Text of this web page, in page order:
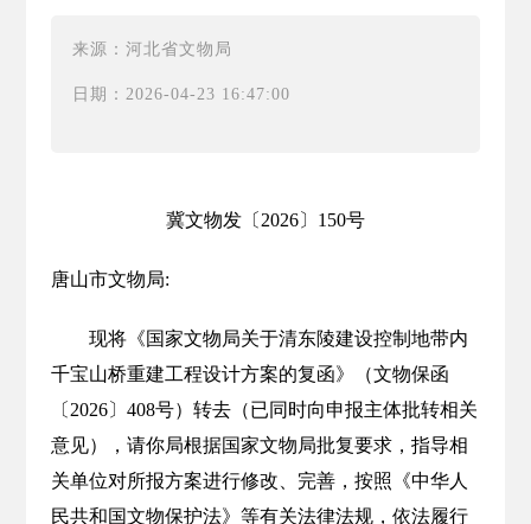
来源：河北省文物局
日期：2026-04-23 16:47:00
冀文物发〔2026〕150号
唐山市文物局:
现将《国家文物局关于清东陵建设控制地带内
千宝山桥重建工程设计方案的复函》（文物保函
〔2026〕408号）转去（已同时向申报主体批转相关
意见），请你局根据国家文物局批复要求，指导相
关单位对所报方案进行修改、完善，按照《中华人
民共和国文物保护法》等有关法律法规，依法履行